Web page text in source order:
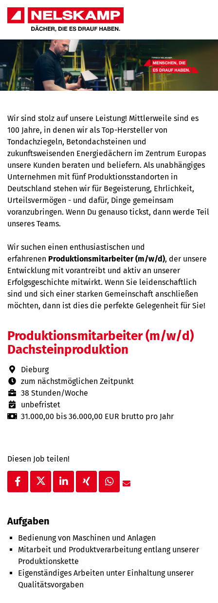
Produktionsmitarbeiter (m/w/d)
Dachsteinproduktion
Dieburg
zum nächstmöglichen Zeitpunkt
38 Stunden/Woche
unbefristet
31.000,00 bis 36.000,00 EUR brutto pro Jahr
Diesen Job teilen!
Wir sind stolz auf unsere Leistung! Mittlerweile sind es
100 Jahre, in denen wir als Top-Hersteller von
Tondachziegeln, Betondachsteinen und
zukunftsweisenden Energiedächern im Zentrum Europas
unsere Kunden beraten und beliefern. Als unabhängiges
Unternehmen mit fünf Produktionsstandorten in
Deutschland stehen wir für Begeisterung, Ehrlichkeit,
Urteilsvermögen - und dafür, Dinge gemeinsam
voranzubringen. Wenn Du genauso tickst, dann werde Teil
unseres Teams.
Wir suchen einen enthusiastischen und
erfahrenen Produktionsmitarbeiter (m/w/d), der unsere
Entwicklung mit vorantreibt und aktiv an unserer
Erfolgsgeschichte mitwirkt. Wenn Sie leidenschaftlich
sind und sich einer starken Gemeinschaft anschließen
möchten, dann ist dies die perfekte Gelegenheit für Sie!
Aufgaben
Bedienung von Maschinen und Anlagen
Mitarbeit und Produktverarbeitung entlang unserer
Produktionskette
Eigenständiges Arbeiten unter Einhaltung unserer
Qualitätsvorgaben